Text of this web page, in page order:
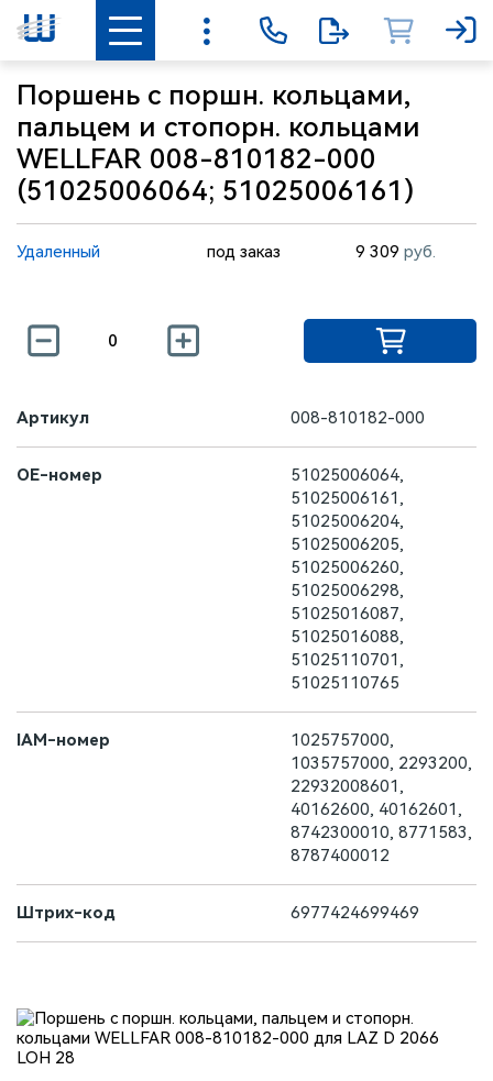
Поршень с поршн. кольцами,
пальцем и стопорн. кольцами
WELLFAR 008-810182-000
(51025006064; 51025006161)
Удаленный под заказ 9 309 руб.
Артикул 008-810182-000
OE-номер
51025006064,
51025006161,
51025006204,
51025006205,
51025006260,
51025006298,
51025016087,
51025016088,
51025110701,
51025110765
IAM-номер
1025757000,
1035757000, 2293200,
22932008601,
40162600, 40162601,
8742300010, 8771583,
8787400012
Штрих-код 6977424699469